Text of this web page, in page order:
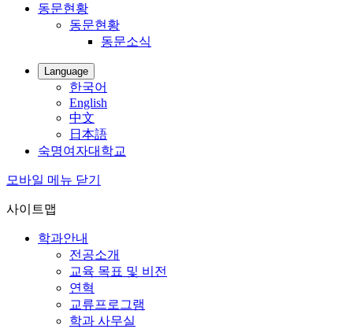
동문현황
동문현황
동문소식
Language
한국어
English
中文
日本語
숙명여자대학교
모바일 메뉴 닫기
사이트맵
학과안내
전공소개
교육 목표 및 비전
연혁
교류프로그램
학과 사무실